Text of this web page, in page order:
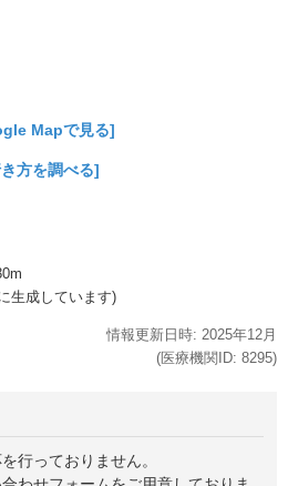
Mapで見る]
方を調べる]
生成しています)
情報更新日時: 2025年12月
(医療機関ID: 8295)
行っておりません。